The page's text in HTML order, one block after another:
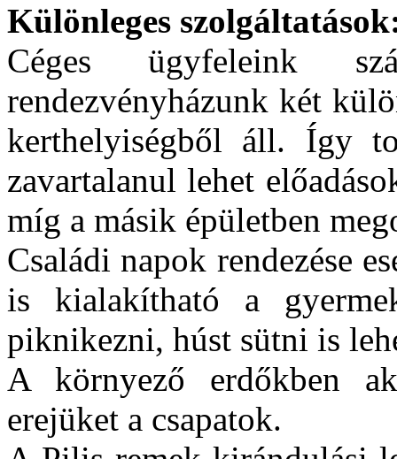
Különleges
Céges ügyfeleink
rendezvényházunk két
kerthelyiségből áll. Így
zavartalanul lehet
míg a másik épületben
Családi napok rendezése
is kialakítható a
piknikezni, húst sütni is
A környező erdőkben
erejüket a csapatok.